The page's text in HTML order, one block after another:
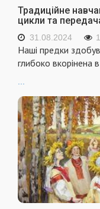
Традиційне
цикли та
31.08.2024
Наші предки
глибоко вкорінена